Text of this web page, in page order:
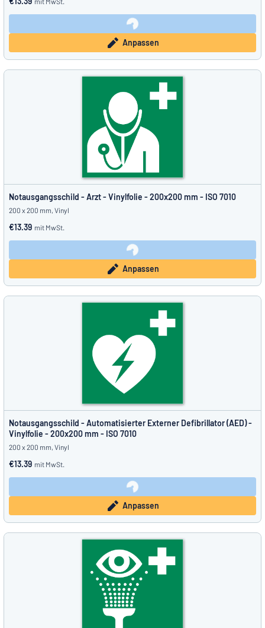
Anpassen
Notausgangsschild - Arzt - Vinylfolie - 200x200 mm - ISO 7010
200 x 200 mm, Vinyl
€13.39 mit MwSt.
Anpassen
Notausgangsschild - Automatisierter Externer Defibrillator (AED) -
Vinylfolie - 200x200 mm - ISO 7010
200 x 200 mm, Vinyl
€13.39 mit MwSt.
Anpassen